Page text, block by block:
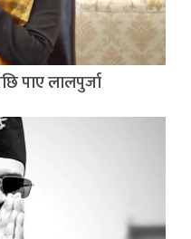
पाए लालपुर्जा